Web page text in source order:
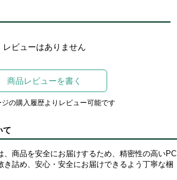
レビューはありません
商品レビューを書く
ジの購入履歴よりレビュー可能です
て
、商品を安全にお届けするため、精密性の高いPC
き詰め、安心・安全にお届けできるよう丁寧な梱